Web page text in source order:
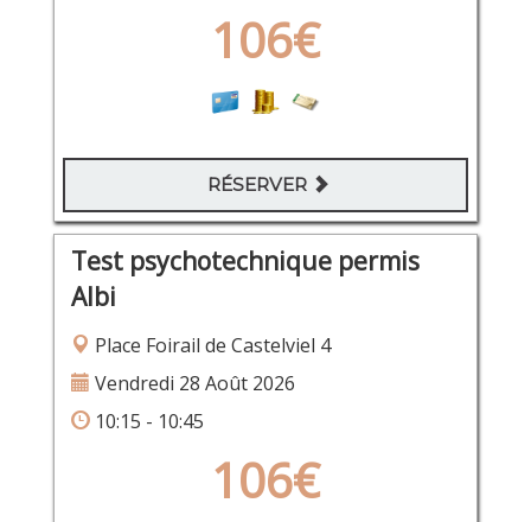
106€
RÉSERVER
Test psychotechnique permis
Albi
Place Foirail de Castelviel 4
Vendredi 28 Août 2026
10:15 - 10:45
106€